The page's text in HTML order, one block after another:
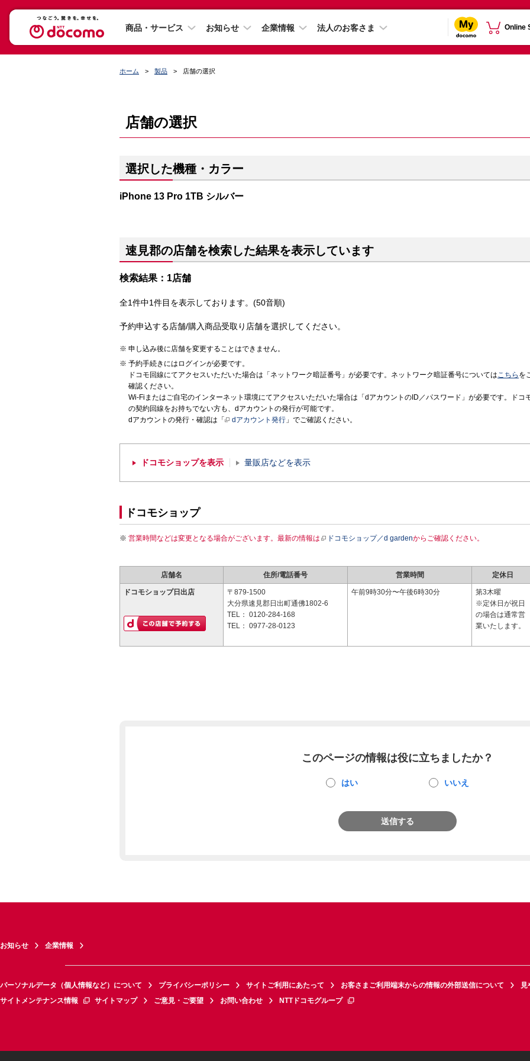
商品・サービス お知らせ 企業情報 法人のお客さま Online
ホーム 製品 店舗の選択
店舗の選択
選択した機種・カラー
iPhone 13 Pro 1TB シルバー
速見郡の店舗を検索した結果を表示しています
検索結果：1店舗
全1件中1件目を表示しております。(50音順)
予約申込する店舗/購入商品受取り店舗を選択してください。
申し込み後に店舗を変更することはできません。
予約手続きにはログインが必要です。
ドコモ回線にてアクセスいただいた場合は「ネットワーク暗証番号」が必要です。ネットワーク暗証番号についてはこちら を
確認ください。
Wi-Fiまたはご自宅のインターネット環境にてアクセスいただいた場合は「dアカウントのID／パスワード」が必要です。ドコ
の契約回線をお持ちでない方も、dアカウントの発行が可能です。
dアカウントの発行・確認は「
dアカウント発行 」でご確認ください。
ドコモショップを表示 量販店などを表示
ドコモショップ
営業時間などは変更となる場合がございます。最新の情報は ドコモショップ／d gardenからご確認ください。
店舗名 住所/電話番号 営業時間 定休日
ドコモショップ日出店
〒879-1500
大分県速見郡日出町通佛1802-6
TEL： 0120-284-168
TEL： 0977-28-0123
午前9時30分〜午後6時30分
第3木曜
※定休日が祝日
の場合は通常営
業いたします。
このページの情報は役に立ちましたか？
はい いいえ
送信する
お知らせ 企業情報
パーソナルデータ（個人情報など）について プライバシーポリシー サイトご利用にあたって お客さまご利用端末からの情報の外部送信について
見
サイトメンテナンス情報
サイトマップ ご意見・ご要望 お問い合わせ NTTドコモグループ